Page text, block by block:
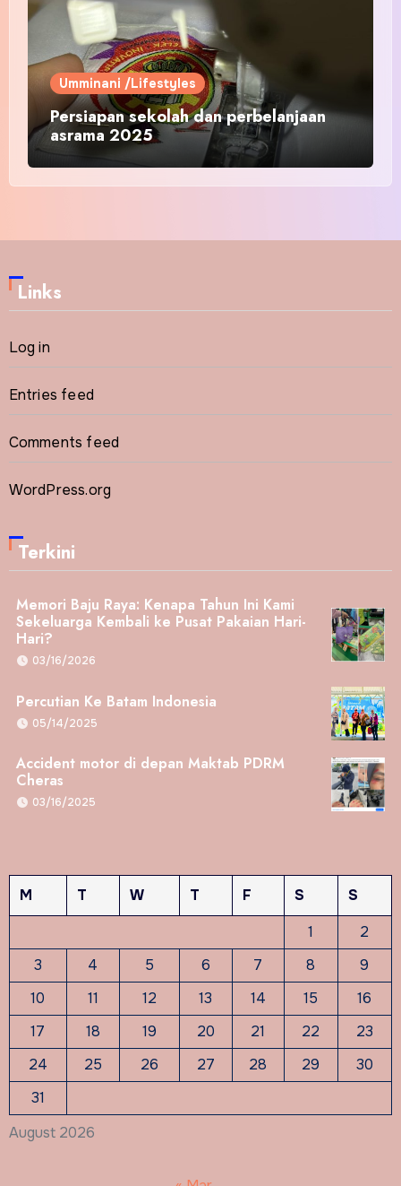
Umminani /Lifestyles
Persiapan sekolah dan perbelanjaan
asrama 2025
Links
Log in
Entries feed
Comments feed
WordPress.org
Terkini
Memori Baju Raya: Kenapa Tahun Ini Kami
Sekeluarga Kembali ke Pusat Pakaian Hari-
Hari?
03/16/2026
Percutian Ke Batam Indonesia
05/14/2025
Accident motor di depan Maktab PDRM
Cheras
03/16/2025
August 2026
M T W T F S
S
1
2
3
4 5 6 7 8
9
10
11 12 13 14 15
16
17
18 19 20 21 22
23
24
25 26 27 28 29
30
31